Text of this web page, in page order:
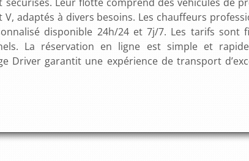
V, adaptés à divers besoins. Les chauffeurs
disponible 24h/24 et 7j/7. Les tarifs sont
La réservation en ligne est simple et
Driver garantit une expérience de transport